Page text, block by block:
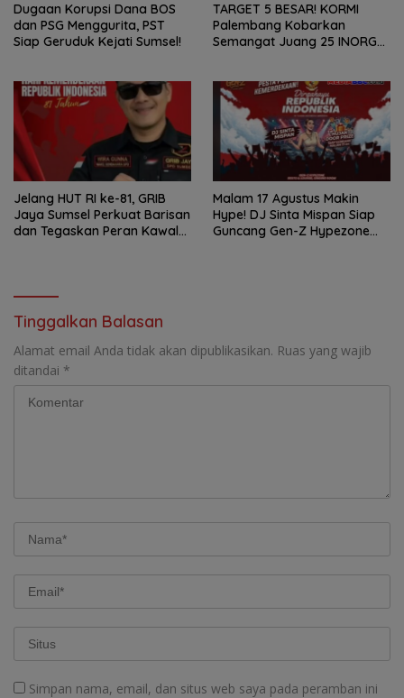
Dugaan Korupsi Dana BOS
dan PSG Menggurita, PST
Siap Geruduk Kejati Sumsel!
TARGET 5 BESAR! KORMI
Palembang Kobarkan
Semangat Juang 25 INORGA
Jelang HUT RI ke-81, GRIB
Jaya Sumsel Perkuat Barisan
dan Tegaskan Peran Kawal
Malam 17 Agustus Makin
Hype! DJ Sinta Mispan Siap
Guncang Gen-Z Hypezone
Tinggalkan Balasan
Alamat email Anda tidak akan dipublikasikan. Ruas yang wajib
ditandai *
Simpan nama, email, dan situs web saya pada peramban ini